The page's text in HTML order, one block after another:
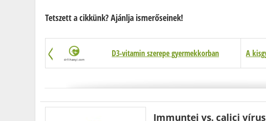
Tetszett a cikkünk? Ajánlja ismerőseinek!
D3-vitamin szerepe gyermekkorban
Immuntej vs. calici vírus